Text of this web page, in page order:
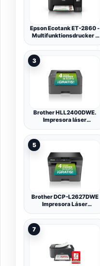
Epson Ecotank ET-2860 -
Multifunktionsdrucker -
A4 (medien) - 100 Blatt -
WI-Fi, Usb - Schwarz
3
Brother HLL2400DWE.
Impresora láser
WiFi e impresión a Doble
5
Brother DCP-L2627DWE
Impresora Láser
Eficiente Fácil de
Configurar y Conectar
con Una Impresión Rápida
y Sin Errores
7